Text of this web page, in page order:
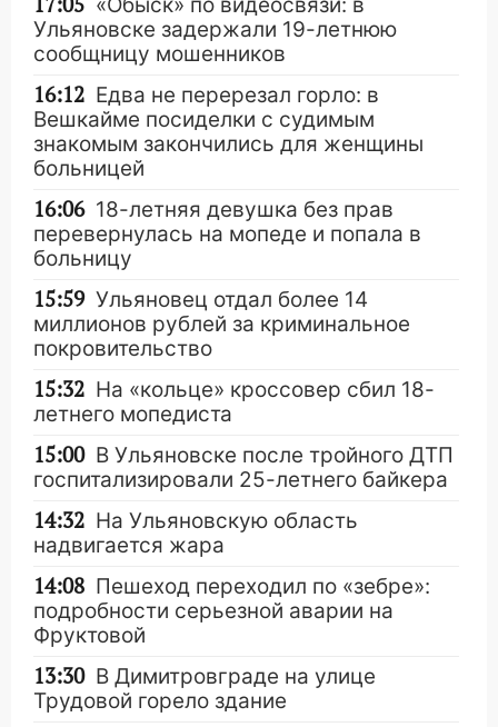
«Обыск» по видеосвязи: в
Ульяновске задержали 19-летнюю
сообщницу мошенников
16:12 Едва не перерезал горло: в
Вешкайме посиделки с судимым
знакомым закончились для женщины
больницей
16:06 18-летняя девушка без прав
перевернулась на мопеде и попала в
больницу
15:59 Ульяновец отдал более 14
миллионов рублей за криминальное
покровительство
15:32 На «кольце» кроссовер сбил 18-
летнего мопедиста
15:00 В Ульяновске после тройного ДТП
госпитализировали 25-летнего байкера
14:32 На Ульяновскую область
надвигается жара
14:08 Пешеход переходил по «зебре»:
подробности серьезной аварии на
Фруктовой
13:30 В Димитровграде на улице
Трудовой горело здание